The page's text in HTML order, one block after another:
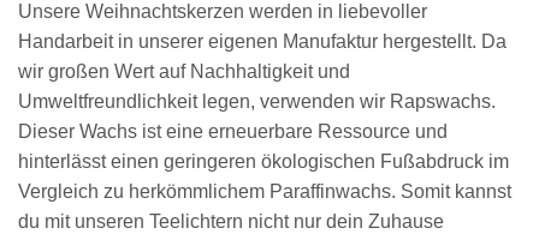
Unsere Weihnachtskerzen werden in liebevoller
Handarbeit in unserer eigenen Manufaktur hergestellt. Da
wir großen Wert auf Nachhaltigkeit und
Umweltfreundlichkeit legen, verwenden wir Rapswachs.
Dieser Wachs ist eine erneuerbare Ressource und
hinterlässt einen geringeren ökologischen Fußabdruck im
Vergleich zu herkömmlichem Paraffinwachs. Somit kannst
du mit unseren Teelichtern nicht nur dein Zuhause